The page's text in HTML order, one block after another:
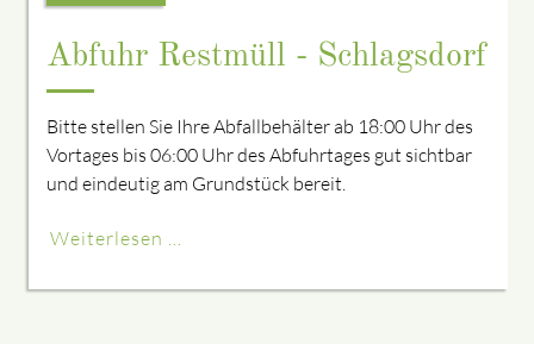
Abfuhr Restmüll - Schlagsdorf
Bitte stellen Sie Ihre Abfallbehälter ab 18:00 Uhr des
Vortages bis 06:00 Uhr des Abfuhrtages gut sichtbar
und eindeutig am Grundstück bereit.
Weiterlesen …